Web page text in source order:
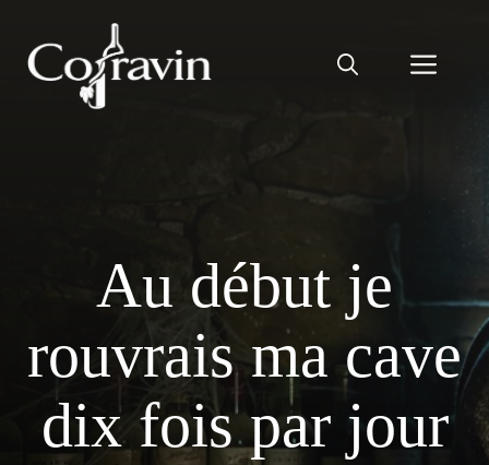
contenu
Au début je
rouvrais ma cave
dix fois par jour